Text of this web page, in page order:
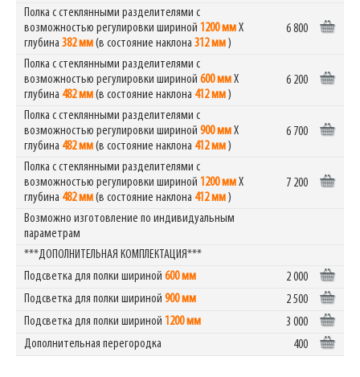
Полка с стеклянными разделителями с
возможностью регулировки шириной 1200 ммХ
глубина 382 мм(в состояние наклона 312 мм )
6 800
Полка с стеклянными разделителями с
возможностью регулировки шириной 600 ммХ
глубина 482 мм(в состояние наклона 412 мм )
6 200
Полка с стеклянными разделителями с
возможностью регулировки шириной 900 ммХ
глубина 482 мм(в состояние наклона 412 мм )
6 700
Полка с стеклянными разделителями с
возможностью регулировки шириной 1200 ммХ
глубина 482 мм(в состояние наклона 412 мм )
7 200
Возможно изготовление по индивидуальным
параметрам
***ДОПОЛНИТЕЛЬНАЯ КОМПЛЕКТАЦИЯ***
Подсветка для полки шириной 600 мм
2 000
Подсветка для полки шириной 900 мм
2 500
Подсветка для полки шириной 1200 мм
3 000
Дополнительная перегородка
400